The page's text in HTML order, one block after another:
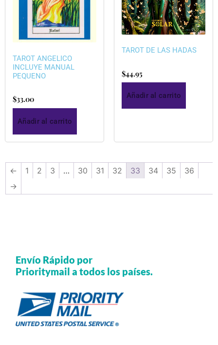
TAROT ANGELICO
INCLUYE MANUAL
PEQUENO
$33.00
Añadir al carrito
TAROT DE LAS HADAS
$44.95
Añadir al carrito
← 1 2 3 … 30 31 32 33 34 35
36
→
Envío Rápido por
Prioritymail a todos los países.